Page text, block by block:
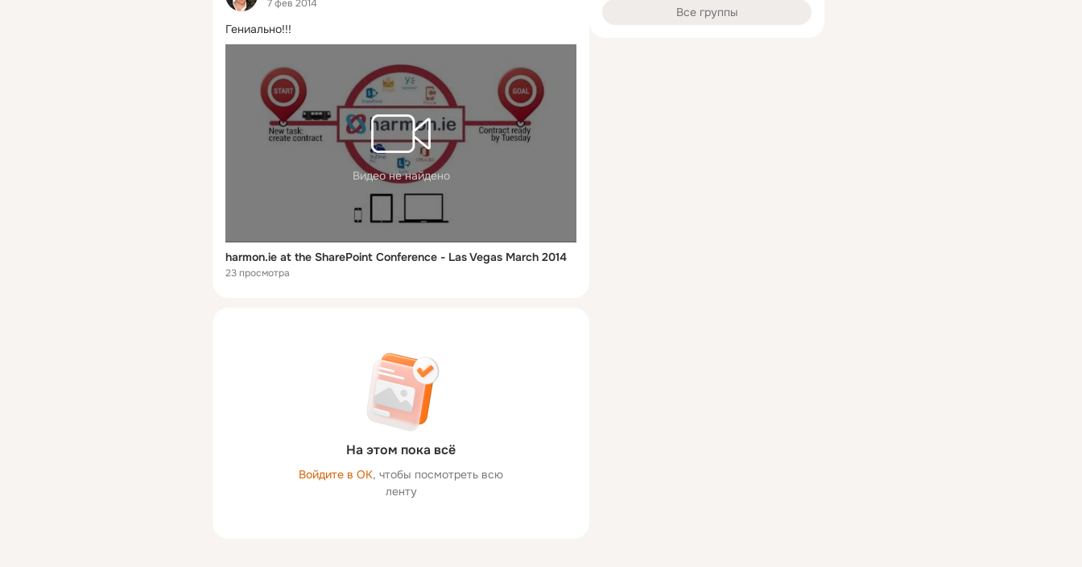
7 фев 2014
Гениально!!!
Видео не найдено
harmon.ie at the SharePoint Conference - Las Vegas March 2014
23 просмотра
На этом пока всё
Войдите в ОК, чтобы посмотреть всю
ленту
Все группы